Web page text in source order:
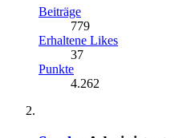
Beiträge
779
Erhaltene Likes
37
Punkte
4.262